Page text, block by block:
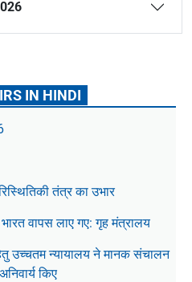
IN HINDI
तंत्र का उभार
वापस लाए गए: गृह मंत्रालय
हेतु उच्चतम न्यायालय ने मानक संचालन
किए